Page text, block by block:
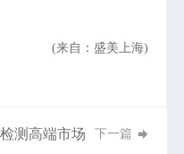
(来自：盛美上海)
测高端市场 下一篇